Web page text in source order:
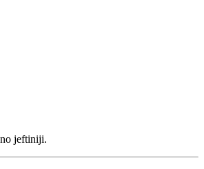
jeftiniji.